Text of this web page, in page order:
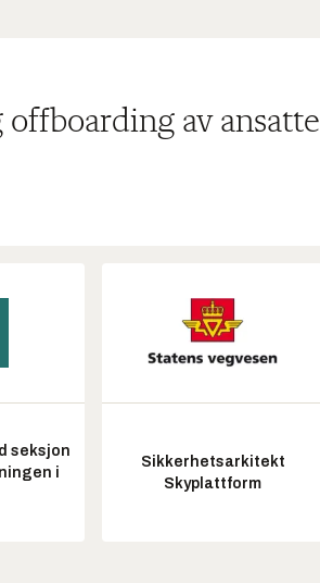
offboarding av ansatte
seksjon
i
Sikkerhetsarkitekt
Skyplattform